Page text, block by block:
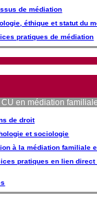
de médiation
éthique et statut du
pratiques de médiation
en médiation
de droit
et sociologie
à la médiation familiale
pratiques en lien